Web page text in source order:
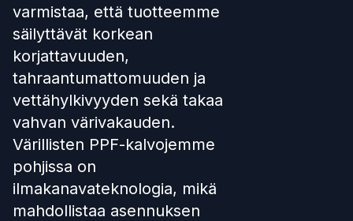
varmistaa, että tuotteemme
säilyttävät korkean
korjattavuuden,
tahraantumattomuuden ja
vettähylkivyyden sekä takaa
vahvan värivakauden.
Värillisten PPF-kalvojemme
pohjissa on
ilmakanavateknologia, mikä
mahdollistaa asennuksen